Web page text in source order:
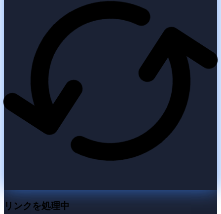
リンクを処理中